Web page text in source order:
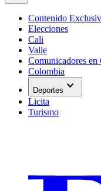
Contenido
Elecciones
Cali
Valle
Comunicadores en
Colombia
Deportes expand_more
Licita
Turismo